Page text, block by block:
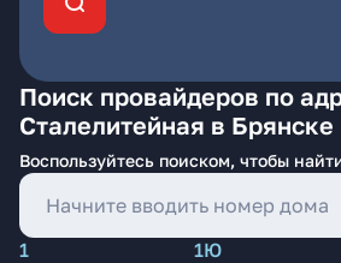
Поиск провайдеров по
Сталелитейная в Брянске
Воспользуйтесь поиском, чтобы
1 1Ю